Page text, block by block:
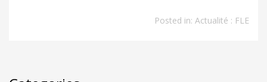
Posted in: Actualité : FLE